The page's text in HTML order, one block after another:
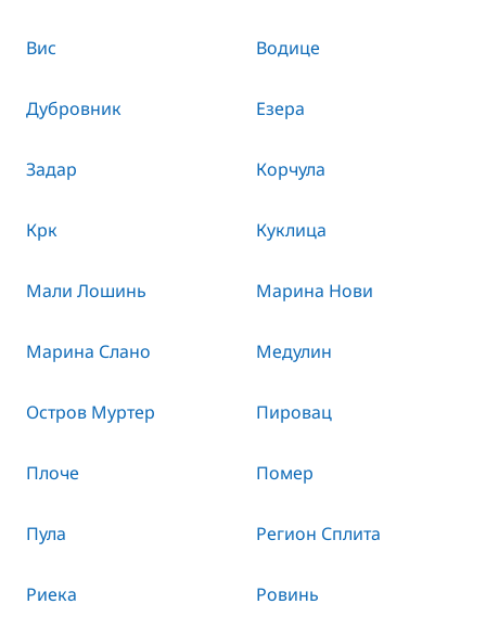
Вис Водице
Дубровник Езера
Задар Корчула
Крк Куклица
Мали Лошинь Марина Нови
Марина Слано Медулин
Остров Муртер Пировац
Плоче Помер
Пула Регион Сплита
Риека Ровинь